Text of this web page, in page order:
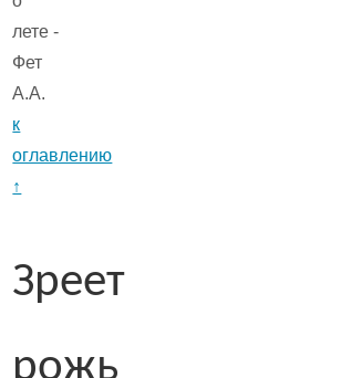
к
оглавлению
↑
Зреет